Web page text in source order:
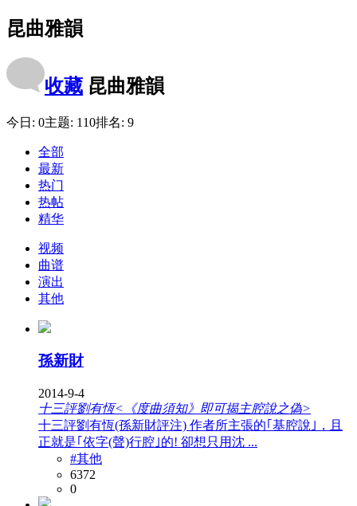
昆曲雅韻
收藏 昆曲雅韻
今日: 0主题: 110排名: 9
全部
最新
热门
热帖
精华
视频
曲谱
演出
其他
孫新財
2014-9-4
十三評劉有恆<《度曲須知》即可揭主腔說之偽>
十三評劉有恆(孫新財評注) 作者所主張的｢基腔說｣，且
正就是｢依字(聲)行腔｣的! 卻想只用沈 ...
#其他
6372
0